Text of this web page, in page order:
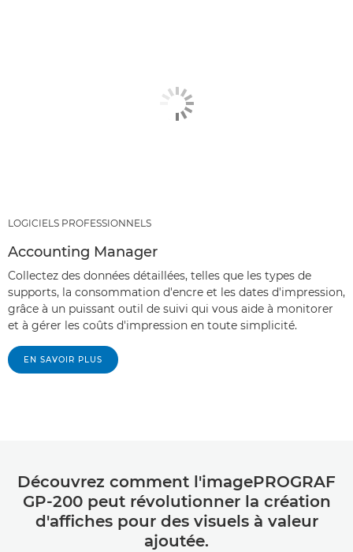
LOGICIELS PROFESSIONNELS
Accounting Manager
Collectez des données détaillées, telles que les types de
supports, la consommation d'encre et les dates d'impression,
grâce à un puissant outil de suivi qui vous aide à monitorer
et à gérer les coûts d'impression en toute simplicité.
EN SAVOIR PLUS
Découvrez comment l'imagePROGRAF
GP-200 peut révolutionner la création
d'affiches pour des visuels à valeur
ajoutée.